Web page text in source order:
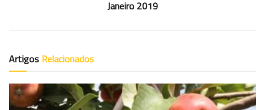
Janeiro 2019
Artigos Relacionados